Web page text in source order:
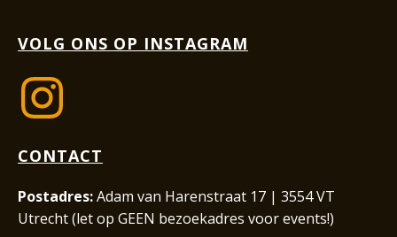
VOLG ONS OP INSTAGRAM
CONTACT
Postadres:Adam van Harenstraat 17 | 3554 VT
Utrecht (let op GEEN bezoekadres voor events!)